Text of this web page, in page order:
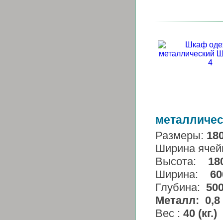
Размеры:
Ширина
Высота:
Ширина:
Глубина:
Металл:
Вес : 40 (кг.)